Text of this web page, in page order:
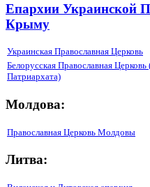
Епархии Украинской
Крыму
Украинская Православная Церковь
Белорусская Православная
Патриархата)
Молдова:
Православная Церковь Молдовы
Литва: